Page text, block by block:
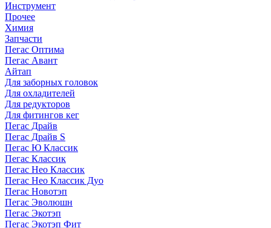
Инструмент
Прочее
Химия
Запчасти
Пегас Оптима
Пегас Авант
Айтап
Для заборных головок
Для охладителей
Для редукторов
Для фитингов кег
Пегас Драйв
Пегас Драйв S
Пегас Ю Классик
Пегас Классик
Пегас Нео Классик
Пегас Нео Классик Дуо
Пегас Новотэп
Пегас Эволюшн
Пегас Экотэп
Пегас Экотэп Фит